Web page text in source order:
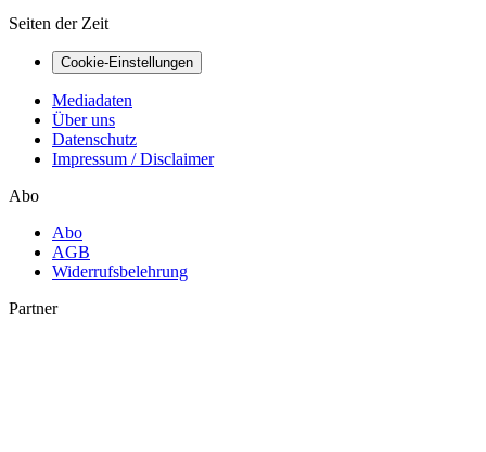
Seiten der Zeit
Cookie-Einstellungen
Mediadaten
Über uns
Datenschutz
Impressum / Disclaimer
Abo
Abo
AGB
Widerrufsbelehrung
Partner